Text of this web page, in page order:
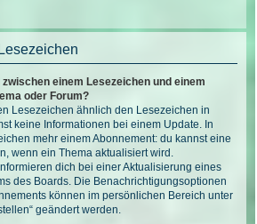
einem Lesezeichen und einem
oder Forum?
Lesezeichen ähnlich den Lesezeichen in
keine Informationen bei einem Update. In
mehr einem Abonnement: du kannst eine
wenn ein Thema aktualisiert wird.
dich bei einer Aktualisierung eines
des Boards. Die Benachrichtigungsoptionen
können im persönlichen Bereich unter
geändert werden.